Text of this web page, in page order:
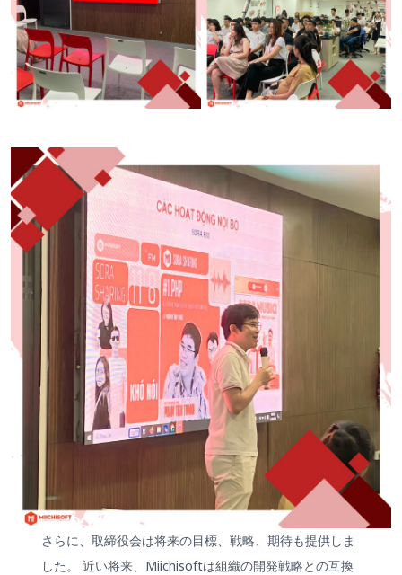
さらに、取締役会は将来の目標、戦略、期待も提供しま
した。 近い将来、Miichisoftは組織の開発戦略との互換